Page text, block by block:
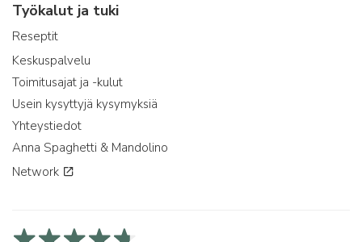
Työkalut ja tuki
Reseptit
Keskuspalvelu
Toimitusajat ja -kulut
Usein kysyttyjä kysymyksiä
Yhteystiedot
Anna Spaghetti & Mandolino
Network